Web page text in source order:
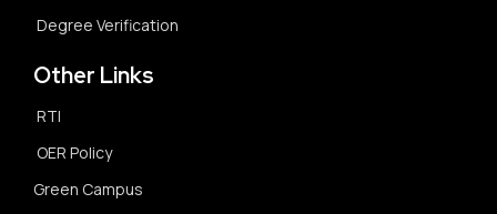
Degree Verification
Other Links
RTI
OER Policy
Green Campus